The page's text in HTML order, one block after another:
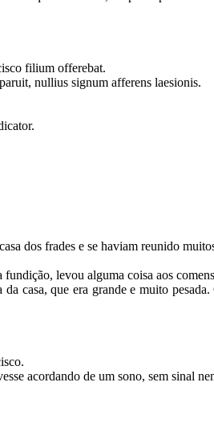
filium offerebat.
nullius signum afferens laesionis.
dos frades e se haviam reunido
levou alguma coisa aos
casa, que era grande e muito
acordando de um sono, sem sinal